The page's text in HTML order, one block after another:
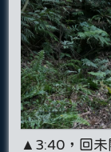
▲3:40，回未